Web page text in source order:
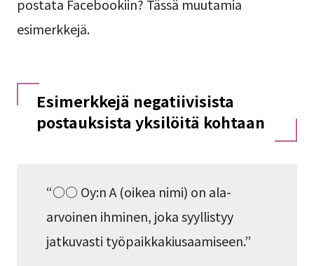
postata Facebookiin? Tässä muutamia
esimerkkejä.
Esimerkkejä negatiivisista
postauksista yksilöitä kohtaan
“○○ Oy:n A (oikea nimi) on ala-
arvoinen ihminen, joka syyllistyy
jatkuvasti työpaikkakiusaamiseen.”